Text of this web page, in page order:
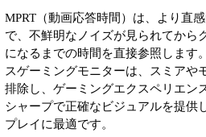
MPRT（動画応答時間）は、より直
で、不鮮明なノイズが見られてから
になるまでの時間を直接参照します
スゲーミングモニターは、スミアや
排除し、ゲーミングエクスペリエン
シャープで正確なビジュアルを提供
プレイに最適です。